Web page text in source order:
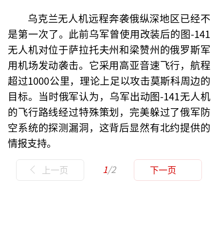
乌克兰无人机远程奔袭俄纵深地区已经不
是第一次了。此前乌军曾使用改装后的图-141
无人机对位于萨拉托夫州和梁赞州的俄罗斯军
用机场发动袭击。它采用高亚音速飞行，航程
超过1000公里，理论上足以攻击莫斯科周边的
目标。当时俄军认为，乌军出动图-141无人机
的飞行路线经过特殊策划，完美躲过了俄军防
空系统的探测漏洞，这背后显然有北约提供的
情报支持。
上一页 1/2 下一页